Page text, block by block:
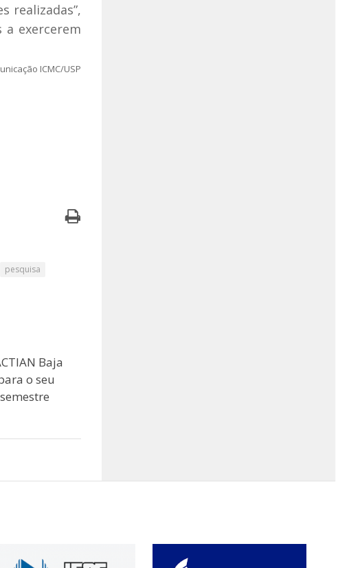
realizadas”,
exercerem
ICMC/USP
pesquisa
Baja
o seu